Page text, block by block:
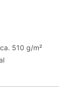
510 g/m²